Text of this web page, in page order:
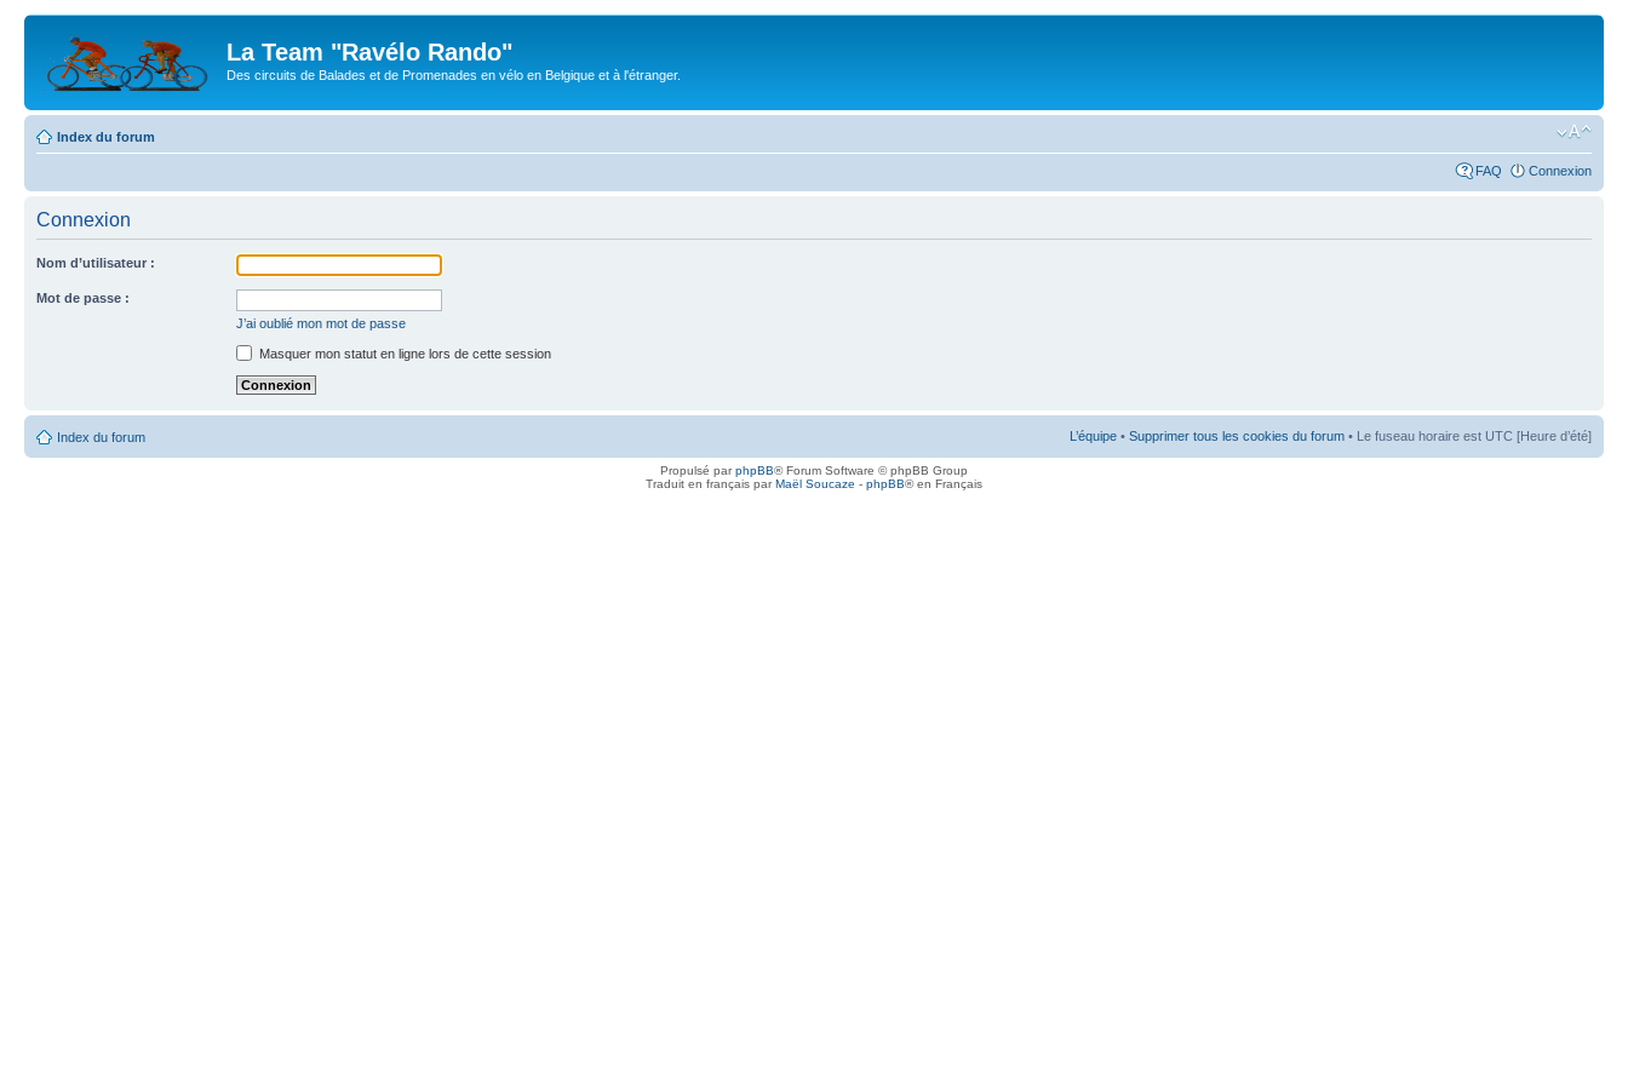
La Team "Ravélo Rando"
Des circuits de Balades et de Promenades en vélo en Belgique et à l'étranger.
Index du forum
FAQ Connexion
Connexion
Nom d’utilisateur :
Mot de passe :
J’ai oublié mon mot de passe
Masquer mon statut en ligne lors de cette session
Index du forum L’équipe • Supprimer tous les cookies du forum • Le fuseau horaire est UTC [Heure d’été]
Propulsé parphpBB® Forum Software © phpBB Group
Traduit en français parMaël Soucaze - phpBB® en Français